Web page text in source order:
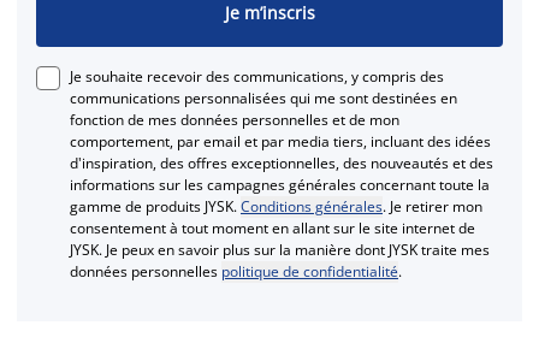
Je m’inscris
Je souhaite recevoir des communications, y compris des
communications personnalisées qui me sont destinées en
fonction de mes données personnelles et de mon
comportement, par email et par media tiers, incluant des idées
d'inspiration, des offres exceptionnelles, des nouveautés et des
informations sur les campagnes générales concernant toute la
gamme de produits JYSK.Conditions générales. Je retirer mon
consentement à tout moment en allant sur le site internet de
JYSK. Je peux en savoir plus sur la manière dont JYSK traite mes
données personnelles politique de confidentialité.